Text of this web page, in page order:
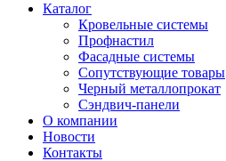
Каталог
Кровельные системы
Профнастил
Фасадные системы
Сопутствующие товары
Черный металлопрокат
Сэндвич-панели
О компании
Новости
Контакты